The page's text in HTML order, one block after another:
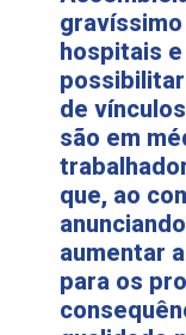
hospitais
de
são em
que, ao
aumentar
para os